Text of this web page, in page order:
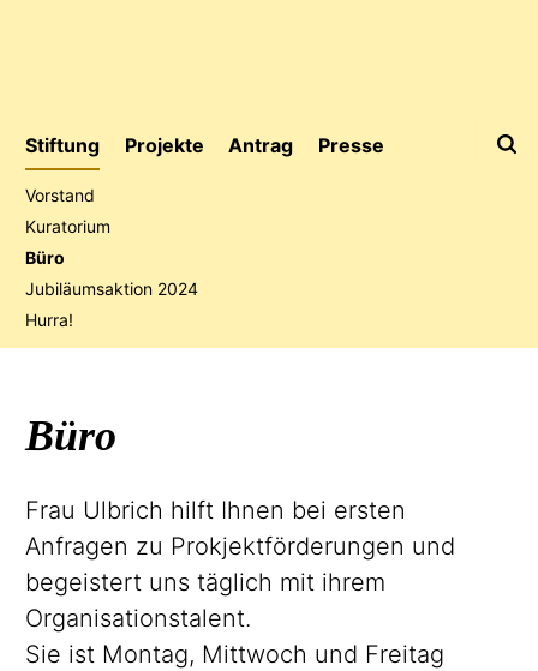
Stiftung
Vorstand
Kuratorium
Büro
Jubiläumsaktion2024
Hurra!
Projekte Antrag Presse
Büro
Frau Ulbrich hilft Ihnen bei ersten
Anfragen zu Prokjektförderungen und
begeistert uns täglich mit ihrem
Organisationstalent.
Sie ist Montag, Mittwoch und Freitag